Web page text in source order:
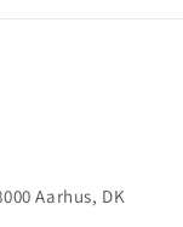
Aarhus, DK